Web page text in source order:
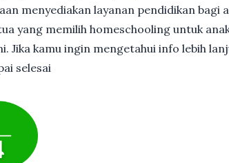
menyediakan layanan pendidikan bagi
yang memilih homeschooling untuk
Jika kamu ingin mengetahui info lebih
selesai